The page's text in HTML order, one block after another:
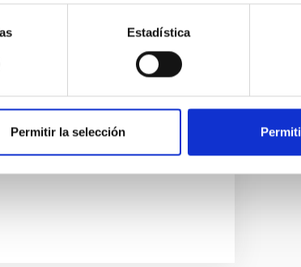
Estadística
Permitir la selección